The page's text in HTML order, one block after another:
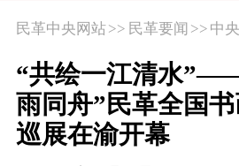
民革中央网站>> 民革要闻 >> 中
“共绘一江清水
雨同舟”民革全国
巡展在渝开幕